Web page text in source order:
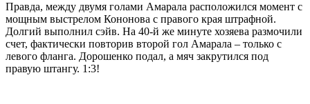
Правда, между двумя голами Амарала расположился момент с
мощным выстрелом Кононова с правого края штрафной.
Долгий выполнил сэйв. На 40-й же минуте хозяева размочили
счет, фактически повторив второй гол Амарала – только с
левого фланга. Дорошенко подал, а мяч закрутился под
правую штангу. 1:3!